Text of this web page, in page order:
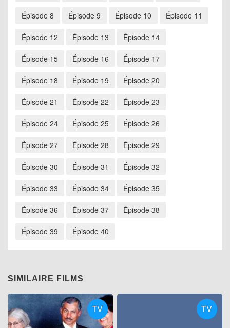
Épisode 8 Épisode 9 Épisode 10 Épisode 11
Épisode 12 Épisode 13 Épisode 14
Épisode 15 Épisode 16 Épisode 17
Épisode 18 Épisode 19 Épisode 20
Épisode 21 Épisode 22 Épisode 23
Épisode 24 Épisode 25 Épisode 26
Épisode 27 Épisode 28 Épisode 29
Épisode 30 Épisode 31 Épisode 32
Épisode 33 Épisode 34 Épisode 35
Épisode 36 Épisode 37 Épisode 38
Épisode 39 Épisode 40
SIMILAIRE FILMS
TV TV